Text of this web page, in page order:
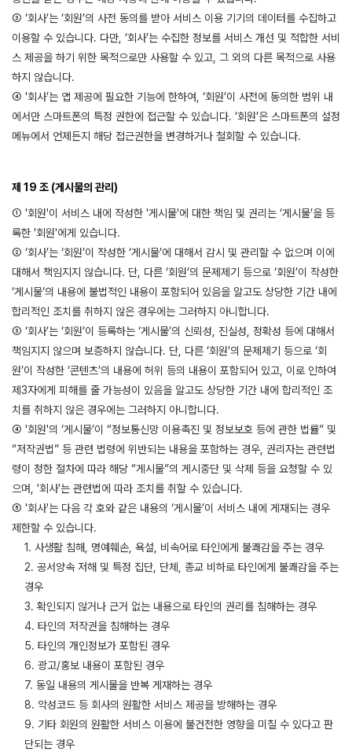
③ ‘회사’는 ‘회원’의 사전 동의를 받아 서비스 이용 기기의 데이터를 수집하고
이용할 수 있습니다. 다만, ‘회사’는 수집한 정보를 서비스 개선 및 적합한 서비
스 제공을 하기 위한 목적으로만 사용할 수 있고, 그 외의 다른 목적으로 사용
하지 않습니다.
④ '회사’는 앱 제공에 필요한 기능에 한하여, ‘회원’이 사전에 동의한 범위 내
에서만 스마트폰의 특정 권한에 접근할 수 있습니다. ‘회원’은 스마트폰의 설정
메뉴에서 언제든지 해당 접근권한을 변경하거나 철회할 수 있습니다.
제 19 조 (게시물의 관리)
① '회원'이 서비스 내에 작성한 '게시물'에 대한 책임 및 권리는 ‘게시물’을 등
록한 '회원'에게 있습니다.
② ‘회사’는 ‘회원’이 작성한 ‘게시물’에 대해서 감시 및 관리할 수 없으며 이에
대해서 책임지지 않습니다. 단, 다른 ‘회원’의 문제제기 등으로 ‘회원’이 작성한
‘게시물’의 내용에 불법적인 내용이 포함되어 있음을 알고도 상당한 기간 내에
합리적인 조치를 취하지 않은 경우에는 그러하지 아니합니다.
③ ‘회사’는 ‘회원’이 등록하는 ‘게시물’의 신뢰성, 진실성, 정확성 등에 대해서
책임지지 않으며 보증하지 않습니다. 단, 다른 ‘회원’의 문제제기 등으로 ‘회
원’이 작성한 ‘콘텐츠’의 내용에 허위 등의 내용이 포함되어 있고, 이로 인하여
제3자에게 피해를 줄 가능성이 있음을 알고도 상당한 기간 내에 합리적인 조
치를 취하지 않은 경우에는 그러하지 아니합니다.
④ '회원'의 ‘게시물’이 “정보통신망 이용촉진 및 정보보호 등에 관한 법률” 및
“저작권법” 등 관련 법령에 위반되는 내용을 포함하는 경우, 권리자는 관련법
령이 정한 절차에 따라 해당 “게시물”의 게시중단 및 삭제 등을 요청할 수 있
으며, '회사'는 관련법에 따라 조치를 취할 수 있습니다.
⑤ '회사'는 다음 각 호와 같은 내용의 ‘게시물’이 서비스 내에 게재되는 경우
제한할 수 있습니다.
1. 사생활 침해, 명예훼손, 욕설, 비속어로 타인에게 불쾌감을 주는 경우
2. 공서양속 저해 및 특정 집단, 단체, 종교 비하로 타인에게 불쾌감을 주는
경우
3. 확인되지 않거나 근거 없는 내용으로 타인의 권리를 침해하는 경우
4. 타인의 저작권을 침해하는 경우
5. 타인의 개인정보가 포함된 경우
6. 광고/홍보 내용이 포함된 경우
7. 동일 내용의 게시물을 반복 게재하는 경우
8. 악성코드 등 회사의 원활한 서비스 제공을 방해하는 경우
9. 기타 회원의 원활한 서비스 이용에 불건전한 영향을 미칠 수 있다고 판
단되는 경우